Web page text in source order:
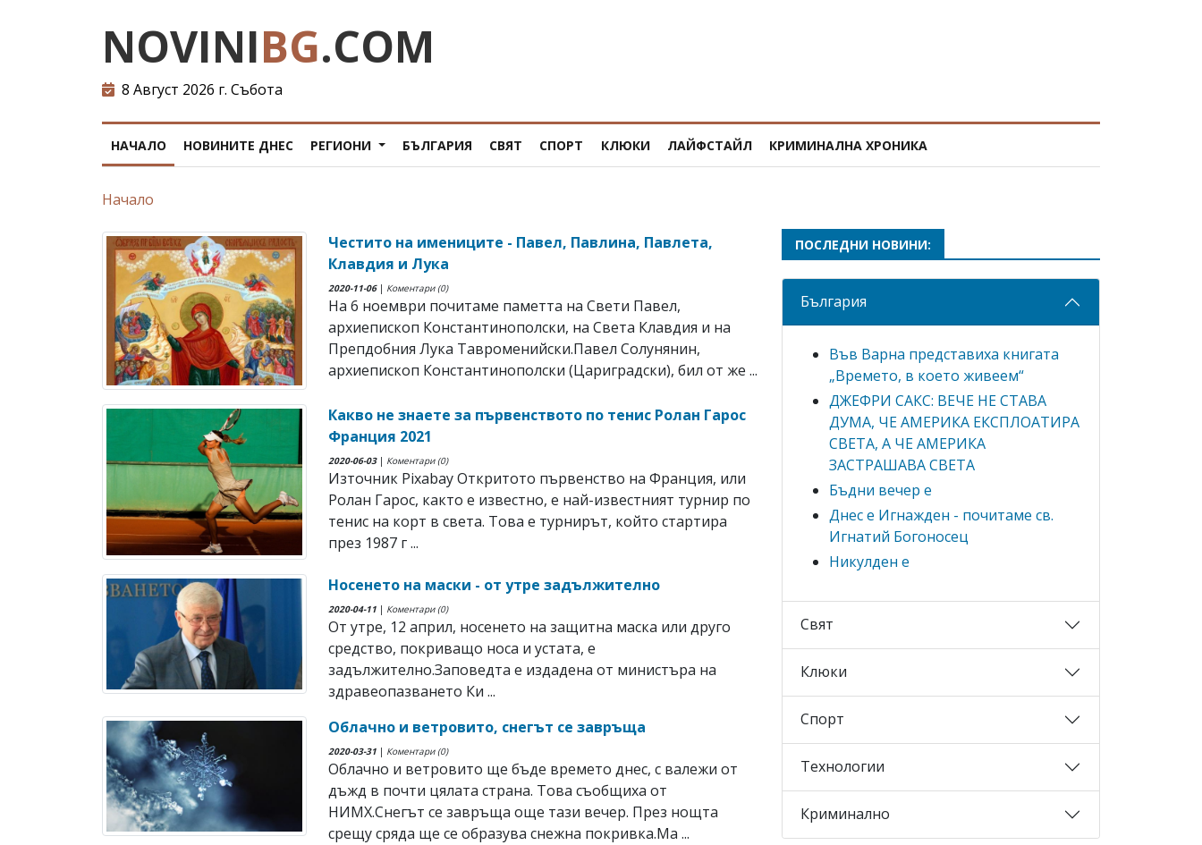
NOVINIBG.COM
8 Август 2026 г. Събота
НАЧАЛО НОВИНИТЕ ДНЕС РЕГИОНИ БЪЛГАРИЯ СВЯТ СПОРТ КЛЮКИ ЛАЙФСТАЙЛ КРИМИНАЛНА ХРОНИКА
Начало
Честито на имениците - Павел, Павлина, Павлета,
Клавдия и Лука
2020-11-06| Коментари (0)
На 6 ноември почитаме паметта на Свети Павел,
архиепископ Константинополски, на Света Клавдия и на
Препдобния Лука Тавроменийски.Павел Солунянин,
архиепископ Константинополски (Цариградски), бил от же ...
Какво не знаете за първенството по тенис Ролан Гарос
Франция 2021
2020-06-03| Коментари (0)
Източник Pixabay Откритото първенство на Франция, или
Ролан Гарос, както е известно, е най-известният турнир по
тенис на корт в света. Това е турнирът, който стартира
през 1987 г ...
Носенето на маски - от утре задължително
2020-04-11 | Коментари (0)
От утре, 12 април, носенето на защитна маска или друго
средство, покриващо носа и устата, е
задължително.Заповедта е издадена от министъра на
здравеопазването Ки ...
Облачно и ветровито, снегът се завръща
2020-03-31 | Коментари (0)
Облачно и ветровито ще бъде времето днес, с валежи от
дъжд в почти цялата страна. Това съобщиха от
НИМХ.Снегът се завръща още тази вечер. През нощта
срещу сряда ще се образува снежна покривка.Ма ...
ПОСЛЕДНИ НОВИНИ:
България
Във Варна представиха книгата
„Времето, в което живеем“
ДЖЕФРИ САКС: ВЕЧЕ НЕ СТАВА
ДУМА, ЧЕ АМЕРИКА ЕКСПЛОАТИРА
СВЕТА, А ЧЕ АМЕРИКА
ЗАСТРАШАВА СВЕТА
Бъдни вечер е
Днес е Игнажден - почитаме св.
Игнатий Богоносец
Никулден е
Свят
Клюки
Спорт
Технологии
Криминално